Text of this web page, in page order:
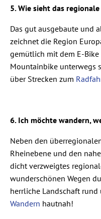
5. Wie sieht das
Das gut ausgebaute und
zeichnet die Region
gemütlich mit dem E-
Mountainbike unterwegs
über Strecken zum
6. Ich möchte wandern,
Neben den
Rheinebene und den
dicht verzweigtes
wunderschönen Wegen
herrliche Landschaft rund
Wandern hautnah!